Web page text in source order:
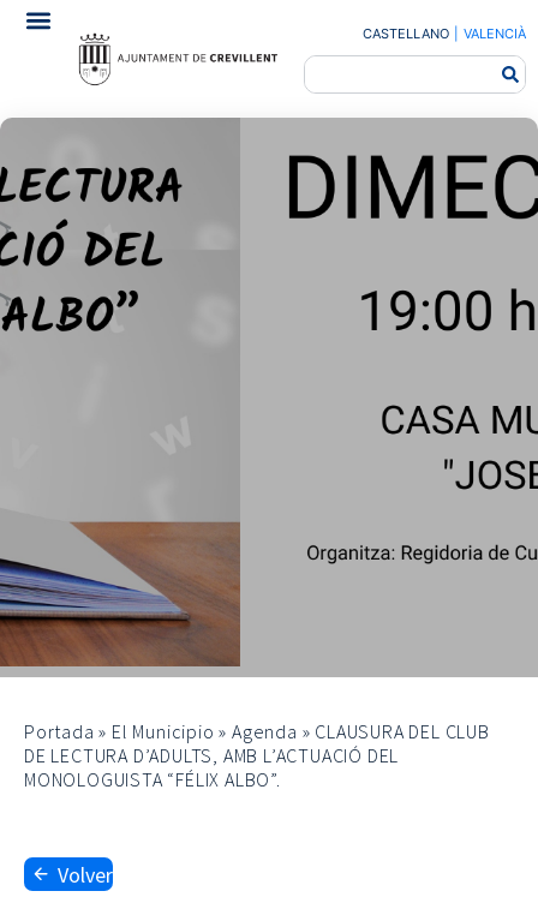
CASTELLANO VALENCIÀ
Portada » El Municipio »Agenda » CLAUSURA DEL CLUB
DE LECTURA D’ADULTS, AMB L’ACTUACIÓ DEL
MONOLOGUISTA “FÉLIX ALBO”.
Volver